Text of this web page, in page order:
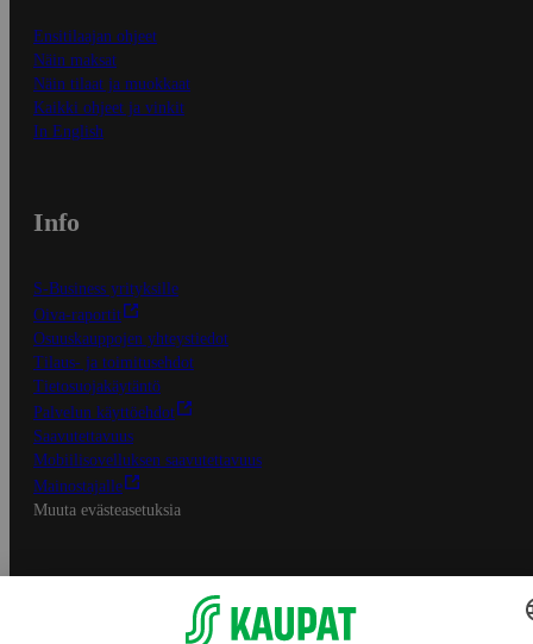
Ensitilaajan ohjeet
Näin maksat
Näin tilaat ja muokkaat
Kaikki ohjeet ja vinkit
In English
Info
S-Business yrityksille
Oiva-raportit
Osuuskauppojen yhteystiedot
Tilaus- ja toimitusehdot
Tietosuojakäytäntö
Palvelun käyttöehdot
Saavutettavuus
Mobiilisovelluksen saavutettavuus
Mainostajalle
Muuta evästeasetuksia
S-ryhmän palvelut